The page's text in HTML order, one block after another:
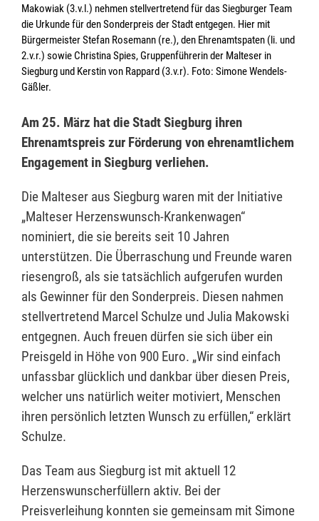
Makowiak (3.v.l.) nehmen stellvertretend für das Siegburger Team
die Urkunde für den Sonderpreis der Stadt entgegen. Hier mit
Bürgermeister Stefan Rosemann (re.), den Ehrenamtspaten (li. und
2.v.r.) sowie Christina Spies, Gruppenführerin der Malteser in
Siegburg und Kerstin von Rappard (3.v.r). Foto: Simone Wendels-
Gäßler.
Am 25. März hat die Stadt Siegburg ihren
Ehrenamtspreis zur Förderung von ehrenamtlichem
Engagement in Siegburg verliehen.
Die Malteser aus Siegburg waren mit der Initiative
„Malteser Herzenswunsch-Krankenwagen“
nominiert, die sie bereits seit 10 Jahren
unterstützen. Die Überraschung und Freunde waren
riesengroß, als sie tatsächlich aufgerufen wurden
als Gewinner für den Sonderpreis. Diesen nahmen
stellvertretend Marcel Schulze und Julia Makowski
entgegnen. Auch freuen dürfen sie sich über ein
Preisgeld in Höhe von 900 Euro. „Wir sind einfach
unfassbar glücklich und dankbar über diesen Preis,
welcher uns natürlich weiter motiviert, Menschen
ihren persönlich letzten Wunsch zu erfüllen,“ erklärt
Schulze.
Das Team aus Siegburg ist mit aktuell 12
Herzenswunscherfüllern aktiv. Bei der
Preisverleihung konnten sie gemeinsam mit Simone